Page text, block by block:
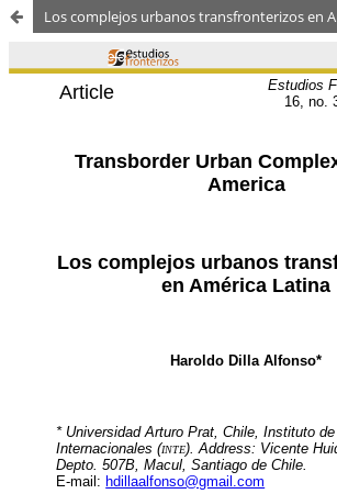
Los complejos urbanos transfronterizos en